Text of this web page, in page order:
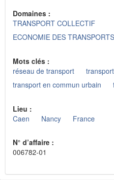
Domaines :
TRANSPORT COLLECTIF
ECONOMIE DES TRANSPORTS
Mots clés :
réseau de transport
transport en commun urbain
Lieu :
Caen
Nancy France
N° d’affaire :
006782-01